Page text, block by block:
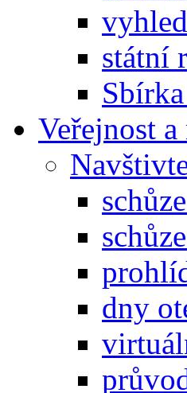
státní
Veřejnost a
dny